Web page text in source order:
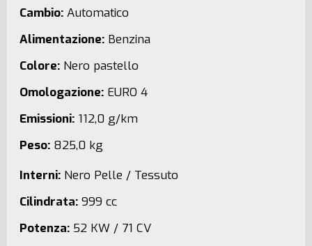
Cambio: Automatico
Alimentazione: Benzina
Colore: Nero pastello
Omologazione: EURO 4
Emissioni: 112,0 g/km
Peso: 825,0 kg
Interni: Nero Pelle / Tessuto
Cilindrata: 999 cc
Potenza: 52 KW / 71 CV